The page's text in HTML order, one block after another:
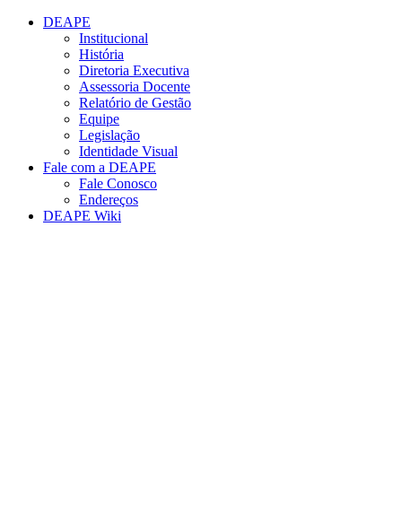
Conteúdo principal
DEAPE
Institucional
História
Diretoria Executiva
Assessoria Docente
Relatório de Gestão
Equipe
Legislação
Identidade Visual
Fale com a DEAPE
Fale Conosco
Endereços
DEAPE Wiki